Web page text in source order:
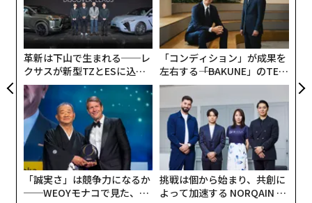
ビジネスを運営するには、例えば、エージェントによっ
てサポートされる財務担当者が必要だ。「私は財務に対
して説明責任を持つ人物を求めている」と同氏は述べ
た。「規制上のトラブルから私を守ってくれる人物。税
務処理や請求処理が正しく行われることを確認してくれ
る人物。誰かがそれを担当し、AIを使ってできる限りの
作業を行う必要があるのです」
AIやAIエージェントは、単に雇用やコストを削減するた
めの手段として使われるなら、それは誤用だ。むしろ、
それらは「エージェント型プロセス・リエンジニアリン
グ」と呼ばれる概念において重要な役割を果たすことに
革新は下山で生まれる──レ
クサスが新型TZとESに込め
た「DISCOVER」の哲学
「コンディション」が成果を
左右する――「BAKUNE」のTEN
TIALが支える「挑戦者の明
「誠実さ」は競争力になるか
──WEOYモナコで見た、く
挑戦は個から始まり、共創に
よって加速する NORQAIN JA